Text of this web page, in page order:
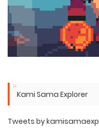
Kami Sama Explorer
Tweets by kamisamaexp